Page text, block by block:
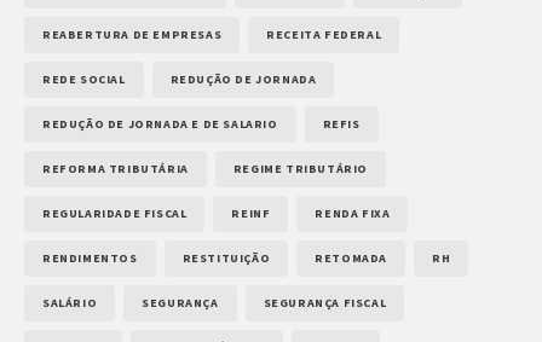
REABERTURA DE EMPRESAS RECEITA FEDERAL
REDE SOCIAL REDUÇÃO DE JORNADA
REDUÇÃO DE JORNADA E DE SALARIO REFIS
REFORMA TRIBUTÁRIA REGIME TRIBUTÁRIO
REGULARIDADE FISCAL REINF RENDA FIXA
RENDIMENTOS RESTITUIÇÃO RETOMADA RH
SALÁRIO SEGURANÇA SEGURANÇA FISCAL